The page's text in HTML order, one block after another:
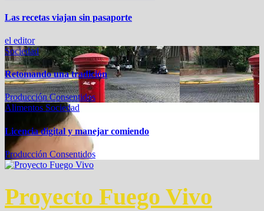
Las recetas viajan sin pasaporte
el editor
Sociedad
Retomando una tradición
Producción Consentidos
Alimentos Sociedad
Licencia digital y manejar comiendo
Producción Consentidos
Proyecto Fuego Vivo